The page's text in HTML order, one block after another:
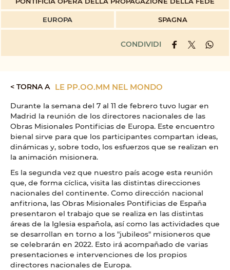
EUROPA SPAGNA
CONDIVIDI
< TORNA A LE PP.OO.MM NEL MONDO
Durante la semana del 7 al 11 de febrero tuvo lugar en
Madrid la reunión de los directores nacionales de las
Obras Misionales Pontificias de Europa. Este encuentro
bienal sirve para que los participantes compartan ideas,
dinámicas y, sobre todo, los esfuerzos que se realizan en
la animación misionera.
Es la segunda vez que nuestro país acoge esta reunión
que, de forma cíclica, visita las distintas direcciones
nacionales del continente. Como dirección nacional
anfitriona, las Obras Misionales Pontificias de España
presentaron el trabajo que se realiza en las distintas
áreas de la Iglesia española, así como las actividades que
se desarrollan en torno a los "jubileos" misioneros que
se celebrarán en 2022. Esto irá acompañado de varias
presentaciones e intervenciones de los propios
directores nacionales de Europa.